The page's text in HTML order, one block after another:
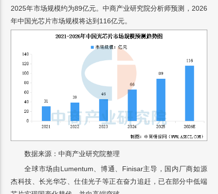
2025年市场规模约为89亿元。中商产业研究院分析师预测，2026
年中国光芯片市场规模将达到116亿元。
数据来源：中商产业研究院整理
全球市场由Lumentum、博通、Finisar主导，国内厂商如源
杰科技、长光华芯、仕佳光子等正在奋力追赶，已在部分中低端